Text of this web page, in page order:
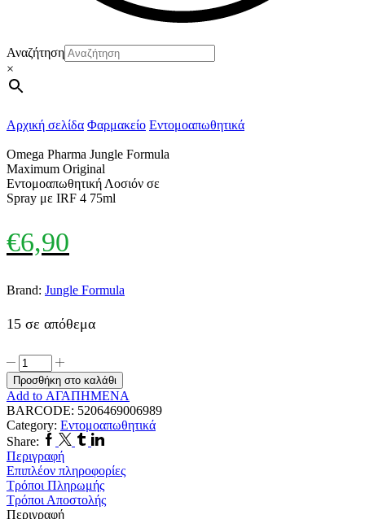
Αναζήτηση
×
Αρχική σελίδα Φαρμακείο Εντομοαπωθητικά
Omega Pharma Jungle Formula
Maximum Original
Εντομοαπωθητική Λοσιόν σε
Spray με IRF 4 75ml
€6,90
Brand: Jungle Formula
15 σε απόθεμα
Omega
Pharma
Jungle
Formula
Maximum
Original
Εντομοαπωθητική
Λοσιόν
σε
Spray
με
Προσθήκη στο καλάθι
Add to ΑΓΑΠΗΜΕΝΑ
BARCODE: 5206469006989
Category: Εντομοαπωθητικά
Share: Facebook
Twitter
TumblrLinkedin
Περιγραφή
Επιπλέον πληροφορίες
Τρόποι Πληρωμής
Τρόποι Αποστολής
Περιγραφή